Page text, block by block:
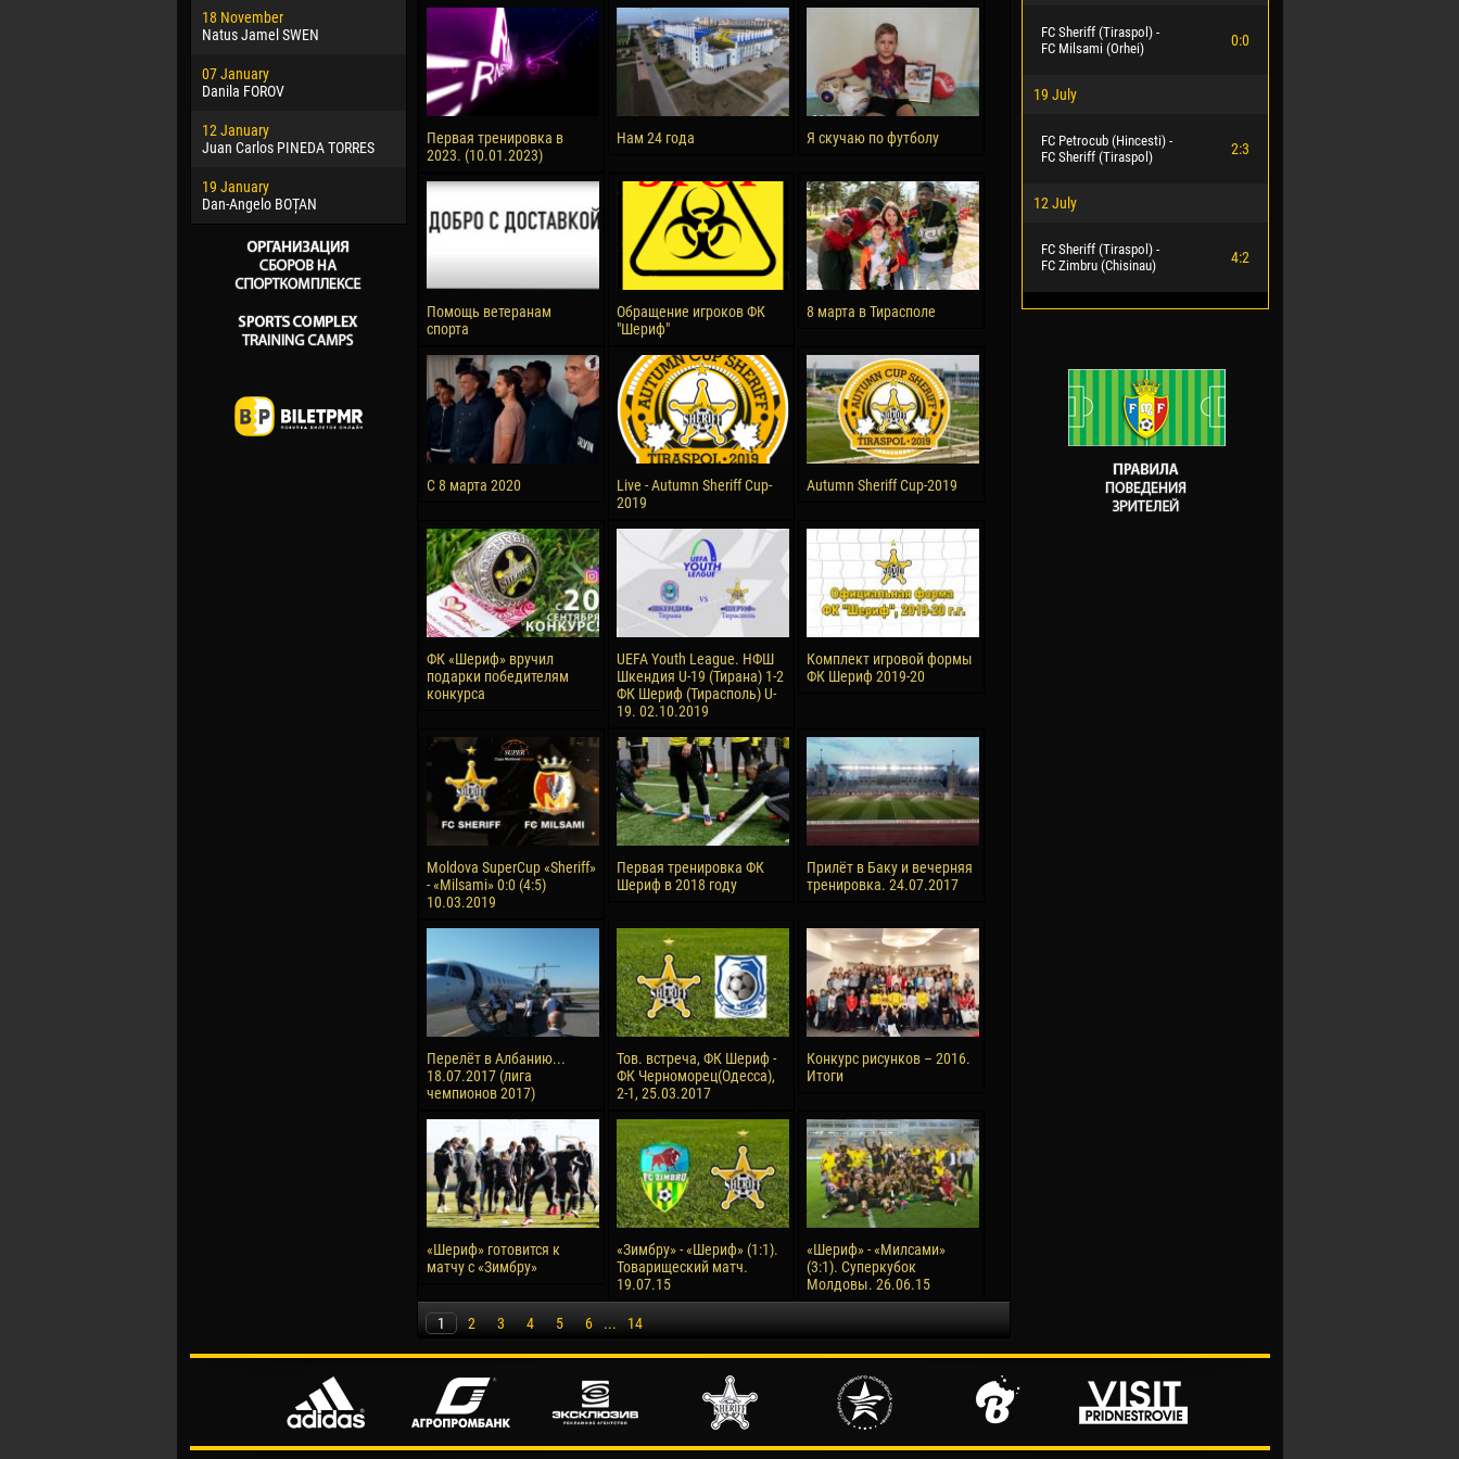
18 November
Natus Jamel SWEN
07 January
Danila FOROV
12 January
Juan Carlos PINEDA TORRES
19 January
Dan-Angelo BOȚAN
Jayder Moreno ASPRILLA
22 March
Samba KONÉ
26 March
Vitor Hugo Morais de OLIVEIRA
28 March
Raí LOPES DE OLIVEIRA
Victor CIUMAȘU
28 June
Soumaila MAGASSOUBA
10 July
Bourama FOMBA
Ivan DYULGEROV
Первая тренировка в
2023. (10.01.2023)
Нам 24 года Я скучаю по футболу
Помощь ветеранам
спорта
Обращение игроков ФК
"Шериф"
8 марта в Тирасполе
С 8 марта 2020
Live - Autumn Sheriff Cup-
2019
Autumn Sheriff Cup-2019
ФК «Шериф» вручил
подарки победителям
конкурса
UEFA Youth League. НФШ
Шкендия U-19 (Тирана) 1-2
ФК Шериф (Тирасполь) U-
19. 02.10.2019
Комплект игровой формы
ФК Шериф 2019-20
Moldova SuperCup «Sheriff»
- «Milsami» 0:0 (4:5)
10.03.2019
Первая тренировка ФК
Шериф в 2018 году
Прилёт в Баку и вечерняя
тренировка. 24.07.2017
Перелёт в Албанию...
18.07.2017 (лига
чемпионов 2017)
Тов. встреча, ФК Шериф -
ФК Черноморец(Одесса),
2-1, 25.03.2017
Конкурс рисунков – 2016.
Итоги
«Шериф» готовится к
матчу с «Зимбру»
«Зимбру» - «Шериф» (1:1).
Товарищеский матч.
19.07.15
«Шериф» - «Милсами»
(3:1). Суперкубок
Молдовы. 26.06.15
1 2 3 4 5 6 ... 14
FC Sheriff (Tiraspol) -
FC Milsami (Orhei)
0:0
19 July
FC Petrocub (Hincesti) -
FC Sheriff (Tiraspol)
2:3
12 July
FC Sheriff (Tiraspol) -
FC Zimbru (Chisinau)
4:2